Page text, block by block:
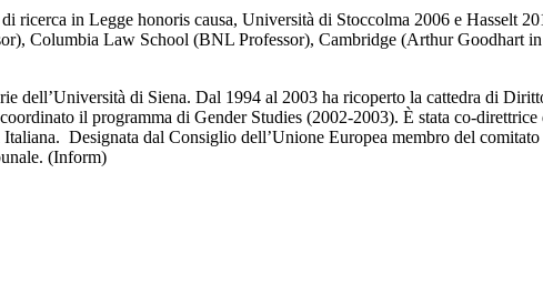
ricerca in Legge honoris causa, Università di Stoccolma 2006 e Hasselt
Columbia Law School (BNL Professor), Cambridge (Arthur Goodhart
dell’Università di Siena. Dal 1994 al 2003 ha ricoperto la cattedra di
il programma di Gender Studies (2002-2003). È stata co-
Designata dal Consiglio dell’Unione Europea membro del
(Inform)